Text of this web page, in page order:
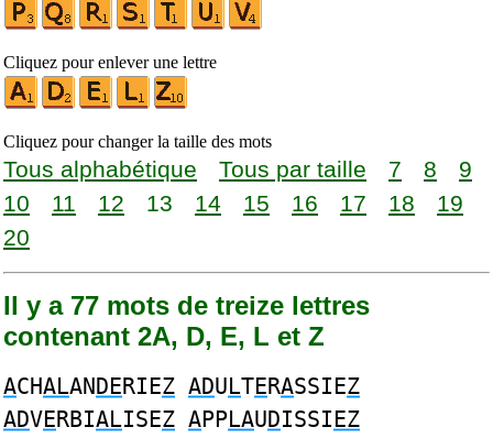
Cliquez pour enlever une lettre
Cliquez pour changer la taille des mots
Tous alphabétique Tous par taille 7 8
9
10
11 12 13 14 15 16 17 18
19
20
Il y a 77 mots de treize lettres
contenant 2A, D, E, L et Z
ACHALANDERIEZ ADULTERASSIEZ
ADVERBIALISEZ APPLAUDISSIEZ